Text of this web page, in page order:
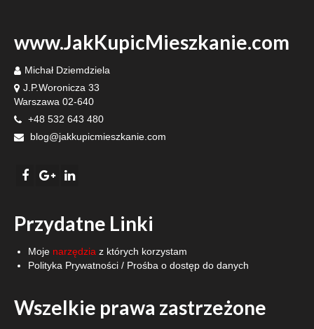
www.JakKupicMieszkanie.com
Michał Dziemdziela
J.P.Woronicza 33
Warszawa 02-640
+48 532 643 480
blog@jakkupicmieszkanie.com
Przydatne Linki
Moje narzędzia z których korzystam
Polityka Prywatności / Prośba o dostęp do danych
Wszelkie prawa zastrzeżone